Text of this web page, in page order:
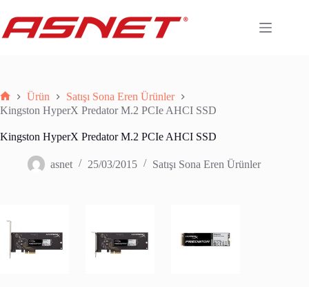
content
Anasayfa
Ürün
Satışı Sona Eren Ürünler
Kingston HyperX Predator M.2 PCIe AHCI SSD
Kingston HyperX Predator M.2 PCIe AHCI SSD
asnet 25/03/2015 Satışı Sona Eren Ürünler